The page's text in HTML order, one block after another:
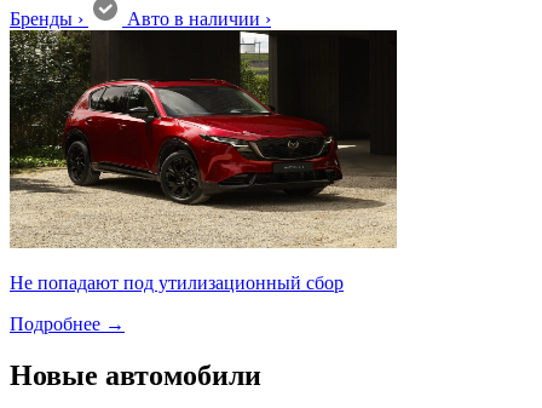
Бренды › Авто в наличии ›
Не попадают под утилизационный сбор
Подробнее →
Новые автомобили